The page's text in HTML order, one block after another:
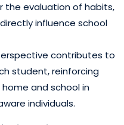
the evaluation of habits,
influence school
contributes to
student, reinforcing
and school in
individuals.